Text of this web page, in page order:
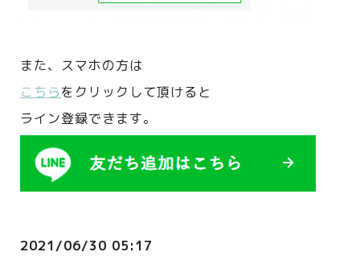
また、 スマホの方は
こちらをクリックして頂けると
ライン登録できます。
2021/06/30 05:17